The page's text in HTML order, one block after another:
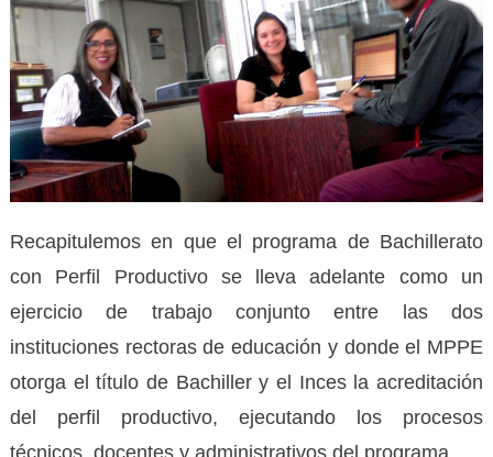
Recapitulemos en que el programa de Bachillerato
con Perfil Productivo se lleva adelante como un
ejercicio de trabajo conjunto entre las dos
instituciones rectoras de educación y donde el MPPE
otorga el título de Bachiller y el Inces la acreditación
del perfil productivo, ejecutando los procesos